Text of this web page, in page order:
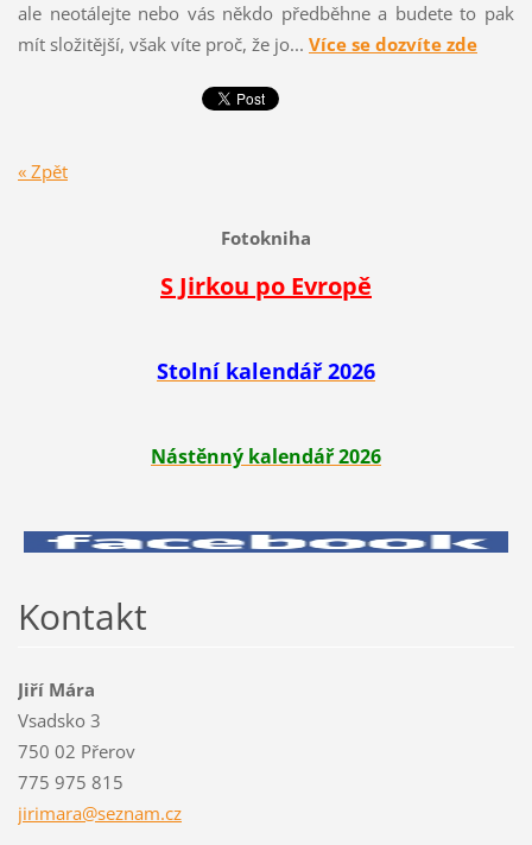
ale neotálejte nebo vás někdo předběhne a budete to pak
mít složitější, však víte proč, že jo... Více se dozvíte zde
« Zpět
Fotokniha
S Jirkou po Evropě
Stolní kalendář 2026
Nástěnný kalendář 2026
Kontakt
Jiří Mára
Vsadsko 3
750 02 Přerov
775 975 815
jirimara@seznam.cz